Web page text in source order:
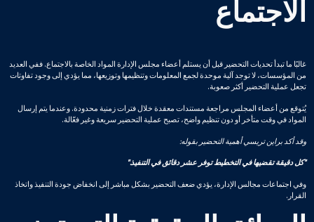
الاجتماع
غالبًا ما تبدأ تحديات التحضير قبل أن يستلم أعضاء مجلس الإدارة المواد الخاصة بالاجتماع. ففي العديد
من المؤسسات، لا توجد آلية موحدة لجمع المعلومات وتنظيمها وتوزيعها، مما يؤدي إلى وجود تفاوتات
تجعل عملية التحضير أكثر صعوبة.
يُتوقع من أعضاء المجلس مراجعة مستندات معقدة خلال فترات زمنية محدودة. وعندما يتم إرسال
المواد في وقت متأخر أو دون تنظيم واضح، تصبح عملية التحضير سريعة وغير فعّالة.
وقد أكد براين تريسي أهمية التحضير بقوله:
"كل دقيقة تقضيها في التخطيط توفر عشر دقائق في التنفيذ."
وفي اجتماعات مجالس الإدارة، يؤدي ضعف التحضير بشكل مباشر إلى انخفاض جودة التنفيذ واتخاذ
القرار.